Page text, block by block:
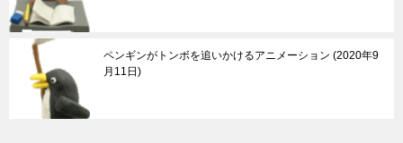
ペンギンがトンボを追いかけるアニメーション 2020年9
月11日